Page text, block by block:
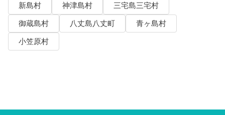
新島村
神津島村
三宅島三宅村
御蔵島村
八丈島八丈町
青ヶ島村
小笠原村